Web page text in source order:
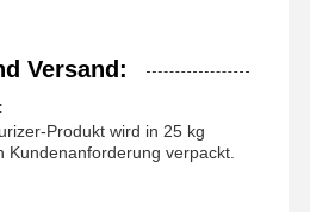
Versand:
Produkt wird in 25 kg
Kundenanforderung verpackt.